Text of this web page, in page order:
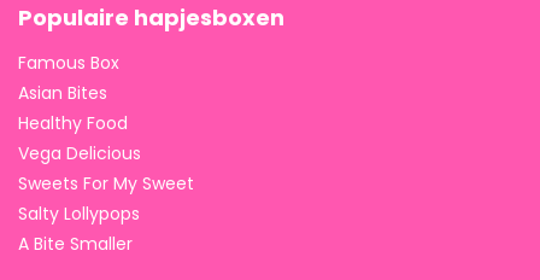
Populaire hapjesboxen
Famous Box
Asian Bites
Healthy Food
Vega Delicious
Sweets For My Sweet
Salty Lollypops
A Bite Smaller